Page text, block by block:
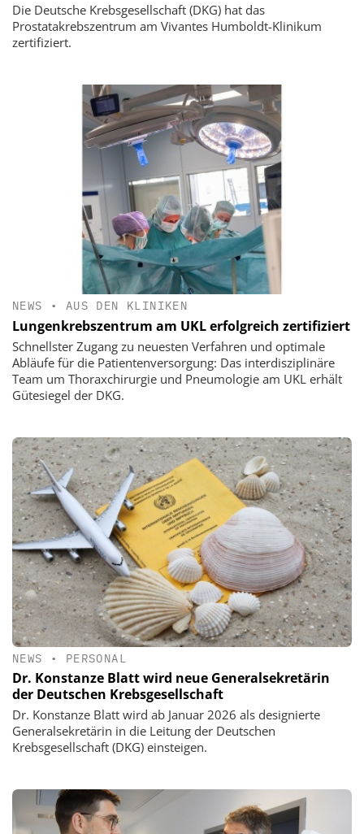
Die Deutsche Krebsgesellschaft (DKG) hat das
Prostatakrebszentrum am Vivantes Humboldt-Klinikum
zertifiziert.
NEWS • AUS DEN KLINIKEN
Lungenkrebszentrum am UKL erfolgreich zertifiziert
Schnellster Zugang zu neuesten Verfahren und optimale
Abläufe für die Patientenversorgung: Das interdisziplinäre
Team um Thoraxchirurgie und Pneumologie am UKL erhält
Gütesiegel der DKG.
NEWS • PERSONAL
Dr. Konstanze Blatt wird neue Generalsekretärin
der Deutschen Krebsgesellschaft
Dr. Konstanze Blatt wird ab Januar 2026 als designierte
Generalsekretärin in die Leitung der Deutschen
Krebsgesellschaft (DKG) einsteigen.